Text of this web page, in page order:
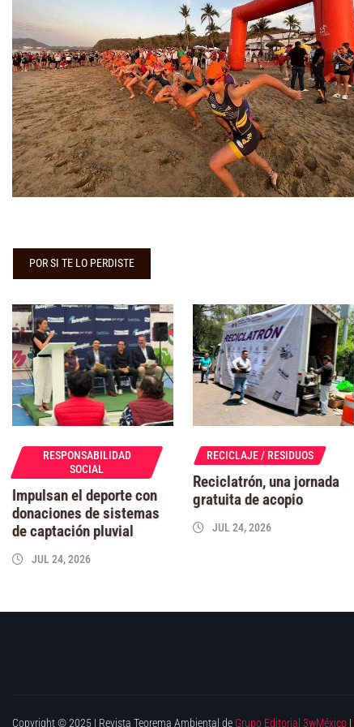
POR SI TE LO PERDISTE
RESPONSABILIDAD
SOCIAL
Impulsan el deporte con
donaciones de sistemas
de captación pluvial
JUL 24, 2026
RECICLAJE / RESIDUOS
Reciclatrón, una jornada
gratuita de acopio
JUL 24, 2026
Copyright © 2025 | Revista Teorema Ambiental de Grupo Editorial 3wMéxico |